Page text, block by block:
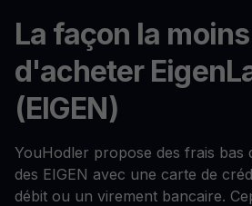
La façon la
d'acheter
(EIGEN)
YouHodler propose des frais bas
des EIGEN avec une carte de
débit ou un virement bancaire.